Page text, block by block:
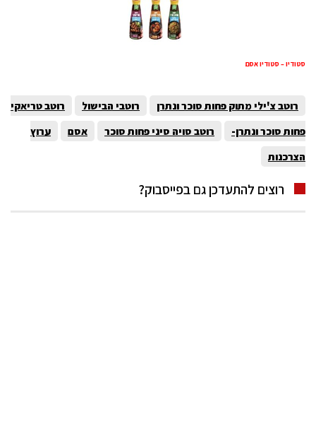
סטודיו – סטודיו אסם
רוטב צ'ילי מתוק פחות סוכר ונתרן רוטבי הבישול
רוטב טריאקי
פחות סוכר ונתרן-
רוטב סויה סיני פחות סוכר אסם
ערוץ
הצרכנות
רוצים להתעדכן גם בפייסבוק?